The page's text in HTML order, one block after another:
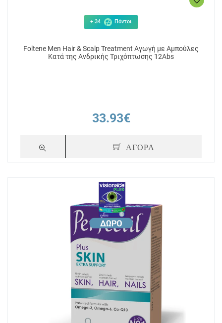
+ 34 Πόντοι
Foltene Men Hair & Scalp Treatment Αγωγή με Αμπούλες
Κατά της Ανδρικής Τριχόπτωσης 12Abs
33.93€
ΑΓΟΡΑ